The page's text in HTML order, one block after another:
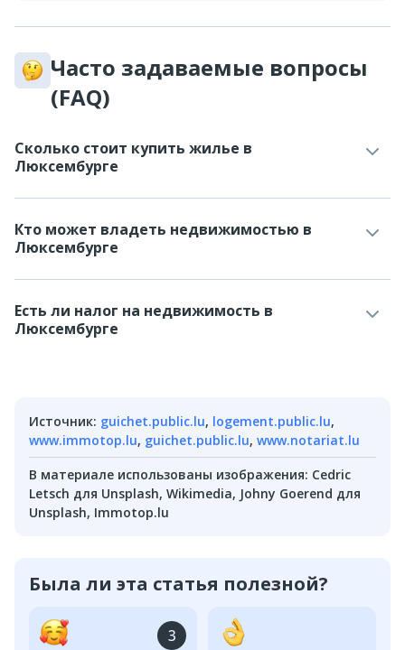
Часто задаваемые вопросы
(FAQ)
Сколько стоит купить жилье в
Люксембурге
Кто может владеть недвижимостью в
Люксембурге
Есть ли налог на недвижимость в
Люксембурге
Источник: guichet.public.lu, logement.public.lu,
www.immotop.lu, guichet.public.lu, www.notariat.lu
В материале использованы изображения: Cedric
Letsch для Unsplash, Wikimedia, Johny Goerend для
Unsplash, Immotop.lu
Была ли эта статья полезной?
3